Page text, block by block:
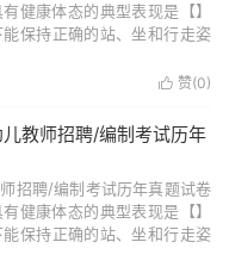
健康体态的典型表现是【】
保持正确的站、坐和行走姿
 赞(0)
教师招聘/编制考试历年
招聘/编制考试历年真题试卷
健康体态的典型表现是【】
保持正确的站、坐和行走姿